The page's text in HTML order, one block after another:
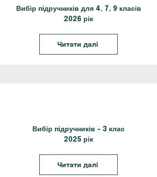
Вибір підручників для 4, 7, 9 класів
2026 рік
Читати далі
Вибір підручників - 3 клас
2025 рік
Читати далі